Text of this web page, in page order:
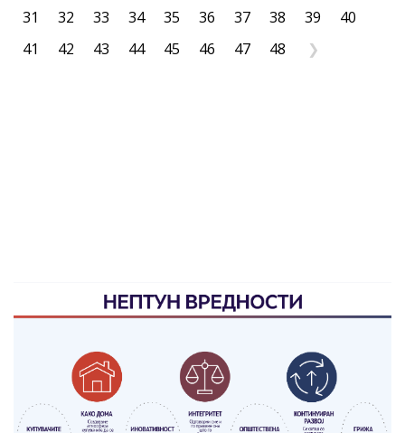
31
32 33 34 35 36 37 38 39
40
41
42 43 44 45 46 47 48 ❯